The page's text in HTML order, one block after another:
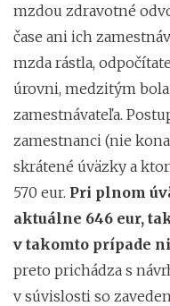
mzdou zdravotné
čase ani ich
mzda rástla,
úrovni, medzitým
zamestnávateľa.
zamestnanci (nie
skrátené úväzky a
570 eur. Pri plnom
aktuálne 646 eur,
v takomto prípade
preto prichádza s
v súvislosti so